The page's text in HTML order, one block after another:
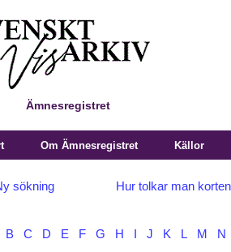
Ämnesregistret
Om Ämnesregistret Källor
sökning Hur tolkar man
B C D E F G H J K L M N